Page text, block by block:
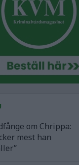
om Chrippa:
mest han